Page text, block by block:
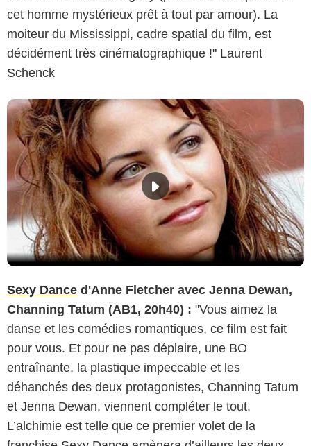
cet homme mystérieux prêt à tout par amour). La
moiteur du Mississippi, cadre spatial du film, est
décidément très cinématographique !" Laurent
Schenck
Sexy Dance d'Anne Fletcher avec Jenna Dewan,
Channing Tatum (AB1, 20h40) : "Vous aimez la
danse et les comédies romantiques, ce film est fait
pour vous. Et pour ne pas déplaire, une BO
entraînante, la plastique impeccable et les
déhanchés des deux protagonistes, Channing Tatum
et Jenna Dewan, viennent compléter le tout.
L’alchimie est telle que ce premier volet de la